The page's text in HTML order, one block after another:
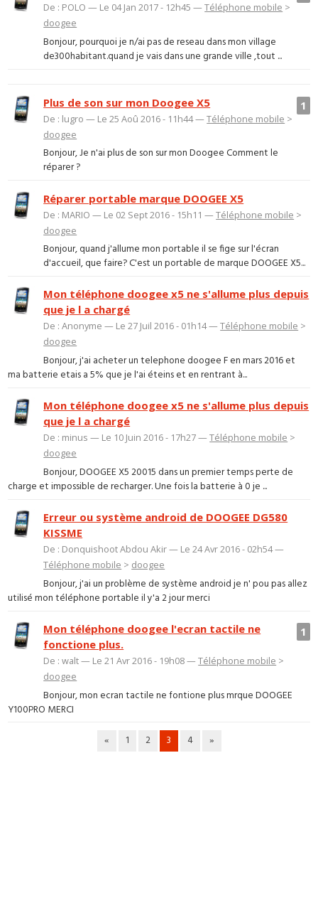
De : POLO — Le 04 Jan 2017 - 12h45 —Téléphone mobile >
doogee
Bonjour, pourquoi je n/ai pas de reseau dans mon village
de300habitant.quand je vais dans une grande ville ,tout ...
1
Plus de son sur mon Doogee X5
De : lugro — Le 25 Aoû 2016 - 11h44 —Téléphone mobile >
doogee
Bonjour, Je n'ai plus de son sur mon Doogee Comment le
réparer ?
Réparer portable marque DOOGEE X5
De : MARIO — Le 02 Sept 2016 - 15h11 —Téléphone mobile >
doogee
Bonjour, quand j'allume mon portable il se fige sur l'écran
d'accueil, que faire? C'est un portable de marque DOOGEE X5...
Mon téléphone doogee x5 ne s'allume plus depuis
que je l a chargé
De : Anonyme — Le 27 Juil 2016 - 01h14 —Téléphone mobile >
doogee
Bonjour, j'ai acheter un telephone doogee F en mars 2016 et
ma batterie etais a 5% que je l'ai éteins et en rentrant à...
Mon téléphone doogee x5 ne s'allume plus depuis
que je l a chargé
De : minus — Le 10 Juin 2016 - 17h27 —Téléphone mobile >
doogee
Bonjour, DOOGEE X5 20015 dans un premier temps perte de
charge et impossible de recharger. Une fois la batterie à 0 je ...
Erreur ou système android de DOOGEE DG580
KISSME
De : Donquishoot Abdou Akir — Le 24 Avr 2016 - 02h54 —
Téléphone mobile > doogee
Bonjour, j'ai un problème de système android je n' pou pas allez
utilisé mon téléphone portable il y'a 2 jour merci
1
Mon téléphone doogee l'ecran tactile ne
fonctione plus.
De : walt — Le 21 Avr 2016 - 19h08 —Téléphone mobile >
doogee
Bonjour, mon ecran tactile ne fontione plus mrque DOOGEE
Y100PRO MERCI
« 1 2 3 4 »